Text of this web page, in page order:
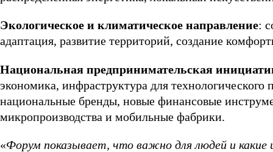
Экологическое и климатическое направление:
адаптация, развитие территорий, создание
Национальная предпринимательская
экономика, инфраструктура для
национальные бренды, новые финансовые
микропроизводства и мобильные фабрики.
«Форум показывает, что важно для людей и какие